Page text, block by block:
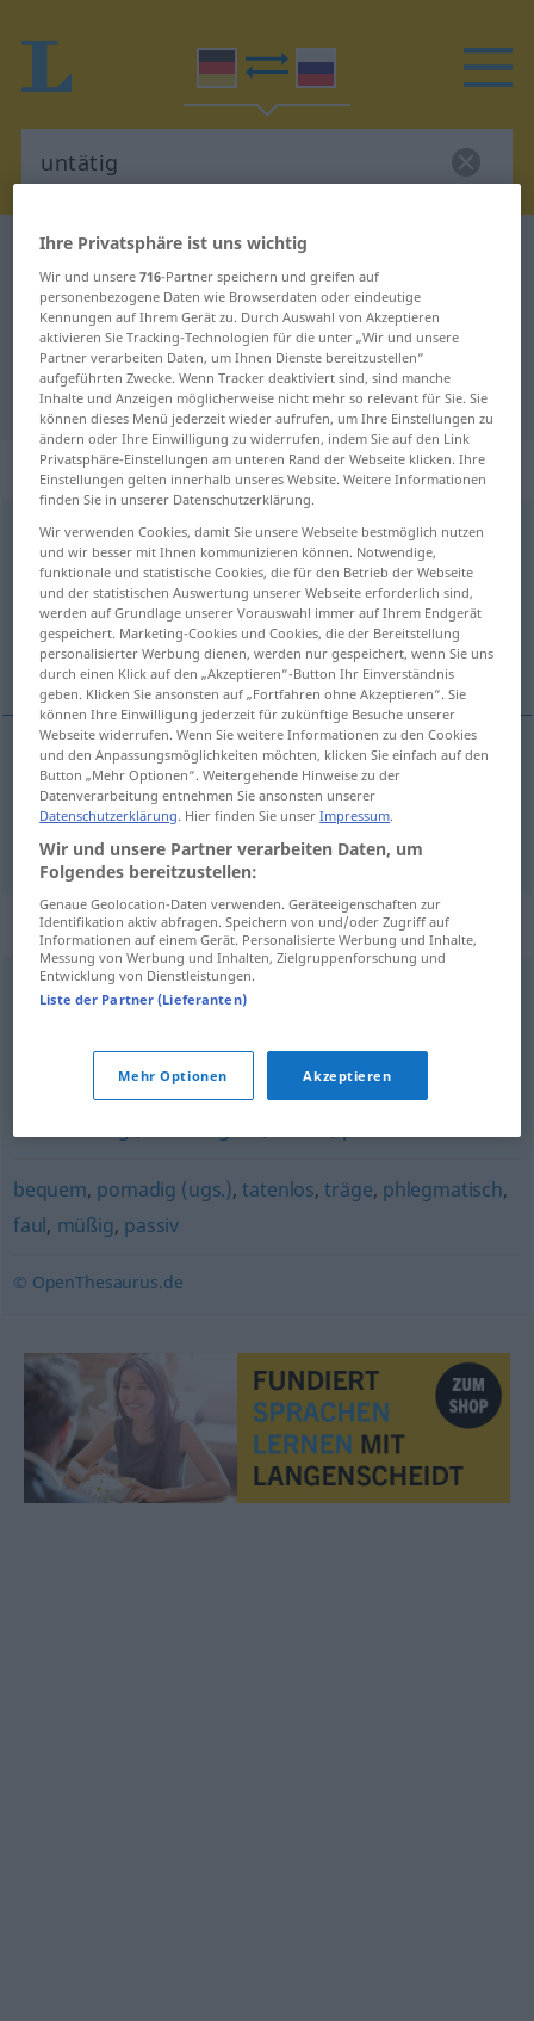
Deutsch-Russisch Wörterbuch
Deutsch-Russisch Übersetzung für
"untätig"
"untätig" Russisch Übersetzung
„untätig“
untätig
Übersicht aller Übersetzungen
(Für mehr Details die Übersetzung anklicken/antippen)
бездеятельный, праздный
бездеятельный, -ен, -ьна untätig
праздный [zn] , -ен müßig
Synonyme für "untätig"
müßig
unbeschäftigt
bequem, pomadig (ugs.),tatenlos,träge, phlegmatisch,
faul, müßig, passiv
© OpenThesaurus.de
Ihre Privatsphäre ist uns wichtig
Wir und unsere716-Partner speichern und greifen auf
personenbezogene Daten wie Browserdaten oder eindeutige
Kennungen auf Ihrem Gerät zu. Durch Auswahl von Akzeptieren
aktivieren Sie Tracking-Technologien für die unter „Wir und unsere
Partner verarbeiten Daten, um Ihnen Dienste bereitzustellen“
aufgeführten Zwecke. Wenn Tracker deaktiviert sind, sind manche
Inhalte und Anzeigen möglicherweise nicht mehr so relevant für Sie. Sie
können dieses Menü jederzeit wieder aufrufen, um Ihre Einstellungen zu
ändern oder Ihre Einwilligung zu widerrufen, indem Sie auf den Link
Privatsphäre-Einstellungen am unteren Rand der Webseite klicken. Ihre
Einstellungen gelten innerhalb unseres Website. Weitere Informationen
finden Sie in unserer Datenschutzerklärung.
Wir verwenden Cookies, damit Sie unsere Webseite bestmöglich nutzen
und wir besser mit Ihnen kommunizieren können. Notwendige,
funktionale und statistische Cookies, die für den Betrieb der Webseite
und der statistischen Auswertung unserer Webseite erforderlich sind,
werden auf Grundlage unserer Vorauswahl immer auf Ihrem Endgerät
gespeichert. Marketing-Cookies und Cookies, die der Bereitstellung
personalisierter Werbung dienen, werden nur gespeichert, wenn Sie uns
durch einen Klick auf den „Akzeptieren“-Button Ihr Einverständnis
geben. Klicken Sie ansonsten auf „Fortfahren ohne Akzeptieren“. Sie
können Ihre Einwilligung jederzeit für zukünftige Besuche unserer
Webseite widerrufen. Wenn Sie weitere Informationen zu den Cookies
und den Anpassungsmöglichkeiten möchten, klicken Sie einfach auf den
Button „Mehr Optionen“. Weitergehende Hinweise zu der
Datenverarbeitung entnehmen Sie ansonsten unserer
Datenschutzerklärung. Hier finden Sie unserImpressum.
Wir und unsere Partner verarbeiten Daten, um
Folgendes bereitzustellen:
Genaue Geolocation-Daten verwenden. Geräteeigenschaften zur
Identifikation aktiv abfragen. Speichern von und/oder Zugriff auf
Informationen auf einem Gerät. Personalisierte Werbung und Inhalte,
Messung von Werbung und Inhalten, Zielgruppenforschung und
Entwicklung von Dienstleistungen.
Liste der Partner (Lieferanten)
Mehr Optionen Akzeptieren